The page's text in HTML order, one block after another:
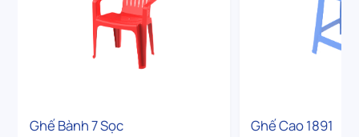
Ghế Bành 7 Sọc Ghế Cao 1891